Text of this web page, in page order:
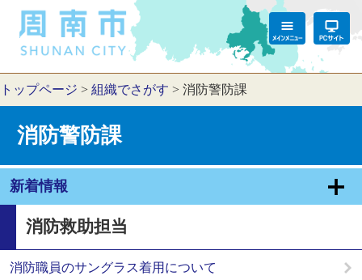
トップページ > 組織でさがす > 消防警防課
消防警防課
新着情報
消防救助担当
消防職員のサングラス着用について